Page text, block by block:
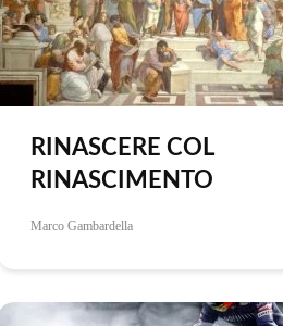
RINASCERE COL
RINASCIMENTO
Marco Gambardella